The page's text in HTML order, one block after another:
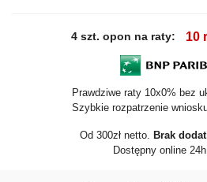
4 szt. opon na raty: 10
Prawdziwe raty 10x0% bez
Szybkie rozpatrzenie
Od 300zł netto. Brak
Dostępny online